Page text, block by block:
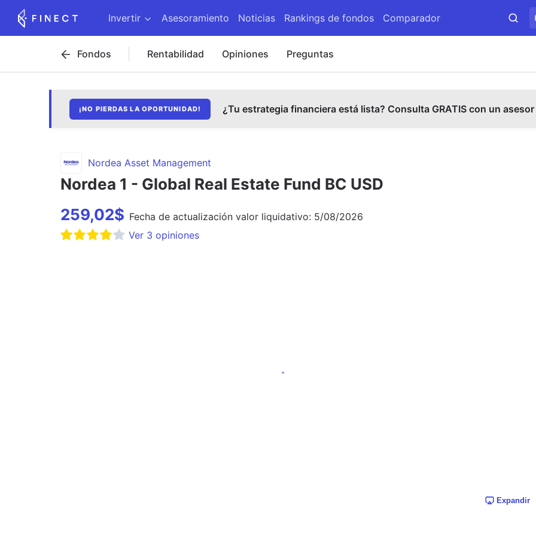
Invertir Asesoramiento Noticias Rankings de fondos Comparador
Fondos Rentabilidad Opiniones Preguntas
¡NO PIERDAS LA OPORTUNIDAD! ¿Tu estrategia financiera está lista? Consulta GRATIS con un
Nordea Asset Management
Nordea 1 - Global Real Estate Fund BC USD
259,02$ Fecha de actualización valor liquidativo: 5/08/2026
Ver 3 opiniones
Expandir